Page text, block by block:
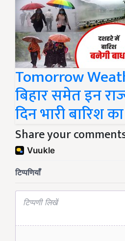
Tomorrow
बिहार समेत इन
दिन भारी बारिश
Share your